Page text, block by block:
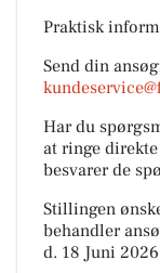
Praktisk
Send din
Har du
at ringe
besvarer de
Stillingen
behandler
d. 18 Juni